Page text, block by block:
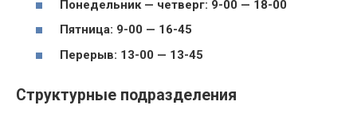
Понедельник — четверг: 9-00 — 18-00
Пятница: 9-00 — 16-45
Перерыв: 13-00 — 13-45
Структурные подразделения